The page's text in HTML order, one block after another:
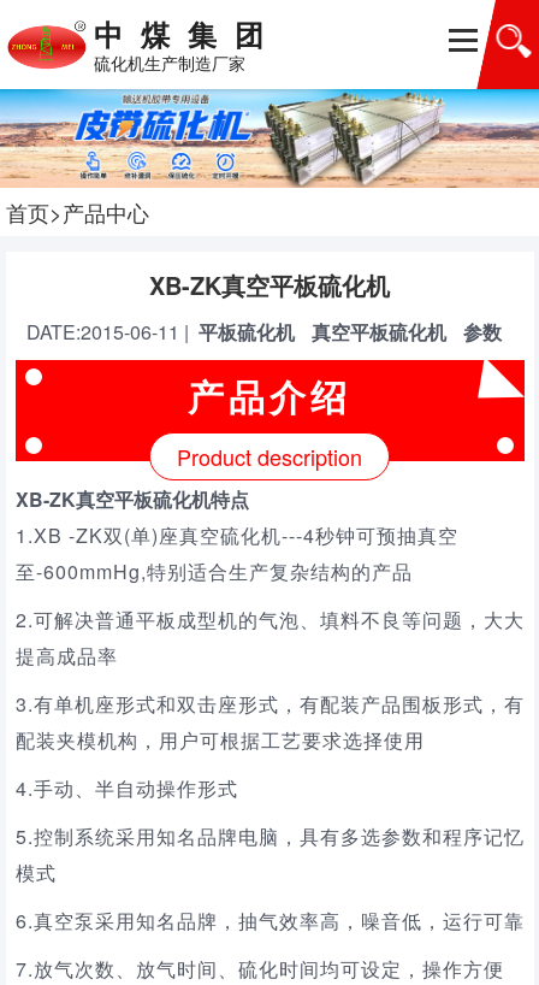
中煤集团
硫化机生产制造厂家
首页>产品中心
XB-ZK真空平板硫化机
DATE:2015-06-11 | 平板硫化机 真空平板硫化机 参数
产品介绍
Product description
XB-ZK真空平板硫化机特点
1.XB -ZK双(单)座真空硫化机---4秒钟可预抽真空
至-600mmHg,特别适合生产复杂结构的产品
2.可解决普通平板成型机的气泡、填料不良等问题，大大
提高成品率
3.有单机座形式和双击座形式，有配装产品围板形式，有
配装夹模机构，用户可根据工艺要求选择使用
4.手动、半自动操作形式
5.控制系统采用知名品牌电脑，具有多选参数和程序记忆
模式
6.真空泵采用知名品牌，抽气效率高，噪音低，运行可靠
7.放气次数、放气时间、硫化时间均可设定，操作方便